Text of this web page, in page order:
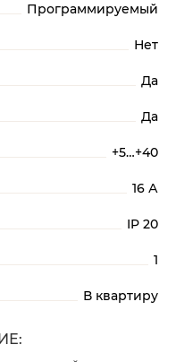
Программируемый
Нет
Да
Да
+5…+40
16 А
IP 20
1
В квартиру